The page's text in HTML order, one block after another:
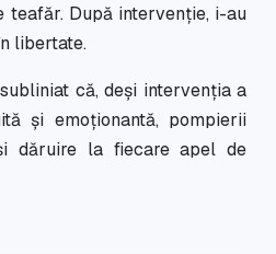
teafăr. După intervenție, i-au
libertate.
că, deși intervenția a
și emoționantă, pompierii
dăruire la fiecare apel de